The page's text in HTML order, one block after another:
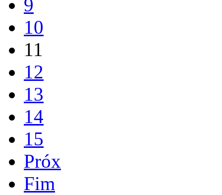
9
10
11
12
13
14
15
Próx
Fim